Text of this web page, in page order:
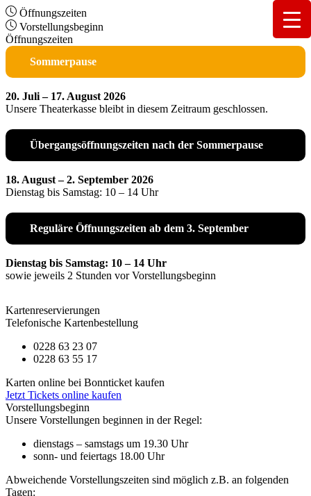
Öffnungszeiten
Vorstellungsbeginn
Öffnungszeiten
Sommerpause
20. Juli – 17. August 2026
Unsere Theaterkasse bleibt in diesem Zeitraum geschlossen.
Übergangsöffnungszeiten nach der Sommerpause
18. August – 2. September 2026
Dienstag bis Samstag: 10 – 14 Uhr
Reguläre Öffnungszeiten ab dem 3. September
Dienstag bis Samstag: 10 – 14 Uhr
sowie jeweils 2 Stunden vor Vorstellungsbeginn
Kartenreservierungen
Telefonische Kartenbestellung
0228 63 23 07
0228 63 55 17
Karten online bei Bonnticket kaufen
Jetzt Tickets online kaufen
Vorstellungsbeginn
Unsere Vorstellungen beginnen in der Regel:
dienstags – samstags um 19.30 Uhr
sonn- und feiertags 18.00 Uhr
Abweichende Vorstellungszeiten sind möglich z.B. an folgenden
Tagen: